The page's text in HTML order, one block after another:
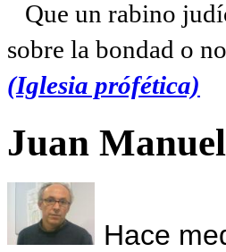
Que un rabino
sobre la bondad o
(Iglesia prófética)
Juan
Hace